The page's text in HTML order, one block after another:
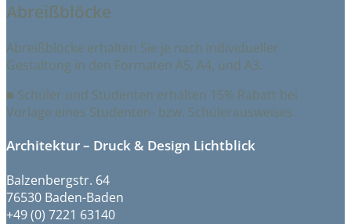
Abreißblöcke
Abreißblöcke erhalten Sie je nach individueller
Gestaltung in den Formaten A5, A4, und A3.
■ Schüler und Studenten erhalten 15% Rabatt bei
Vorlage eines Studenten- bzw. Schülerausweises.
Architektur – Druck & Design Lichtblick
Balzenbergstr. 64
76530 Baden-Baden
+49 (0) 7221 63140